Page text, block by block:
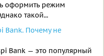
оформить режим
такой...
Bank. Почему не
Bank — это популярный